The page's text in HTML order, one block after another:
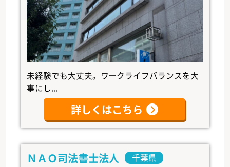
未経験でも大丈夫。ワークライフバランスを大
事にし...
詳しくはこちら
ＮＡＯ司法書士法人 千葉県